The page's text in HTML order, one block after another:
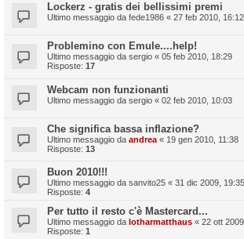
Lockerz - gratis dei bellissimi premi
Ultimo messaggio da fede1986 « 27 feb 2010, 16:12
Problemino con Emule....help!
Ultimo messaggio da sergio « 05 feb 2010, 18:29
Risposte: 17
Webcam non funzionanti
Ultimo messaggio da sergio « 02 feb 2010, 10:03
Che significa bassa inflazione?
Ultimo messaggio da andrea « 19 gen 2010, 11:38
Risposte: 13
Buon 2010!!!
Ultimo messaggio da sanvito25 « 31 dic 2009, 19:35
Risposte: 4
Per tutto il resto c'è Mastercard...
Ultimo messaggio da lotharmatthaus « 22 ott
Risposte: 1